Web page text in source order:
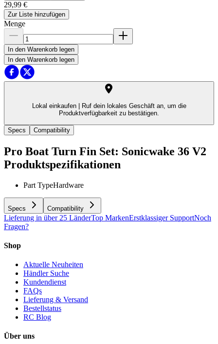
29,99 €
Zur Liste hinzufügen
Menge
In den Warenkorb legen
In den Warenkorb legen
Lokal einkaufen |
Ruf dein lokales Geschäft an, um die
Produktverfügbarkeit zu bestätigen.
Specs Compatibility
Pro Boat Turn Fin Set: Sonicwake 36 V2
Produktspezifikationen
Part TypeHardware
Specs Compatibility
Lieferung in über 25 LänderTop MarkenErstklassiger SupportNoch
Fragen?
Shop
Aktuelle Neuheiten
Händler Suche
Kundendienst
FAQs
Lieferung & Versand
Bestellstatus
RC Blog
Über uns